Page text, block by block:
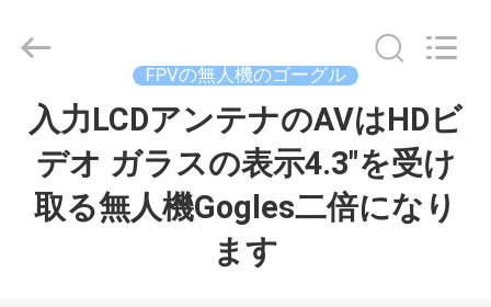
Copyright
Shenzhen
Intelligence
Technology
Reserved.
FPVの無人機のゴーグル
入力LCDアンテナのAVはHDビ
デオ ガラスの表示4.3"を受け
取る無人機Gogles二倍になり
ます